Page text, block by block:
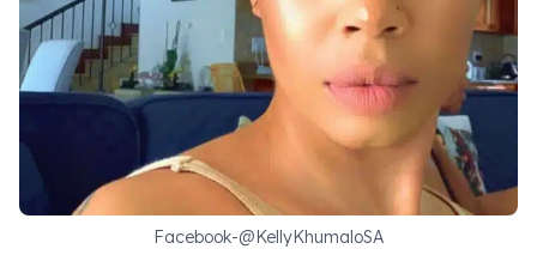
Facebook-@KellyKhumaloSA